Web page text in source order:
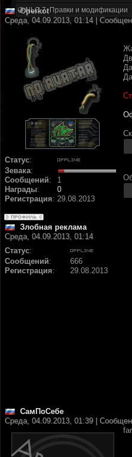
NLC 7. Правки и модификации
Operkot
Среда, 04.09.2013, 01:14 |
Статус:
Зевака:
Сообщений:
1
Награды:
0
Регистрация: 29.08.2013
Злобная реклама
Среда, 04.09.2013, 01:14
Статус:
Сообщений:
666
Регистрация: 29.08.2013
СамПоСебе
Среда, 04.09.2013, 01:39 |